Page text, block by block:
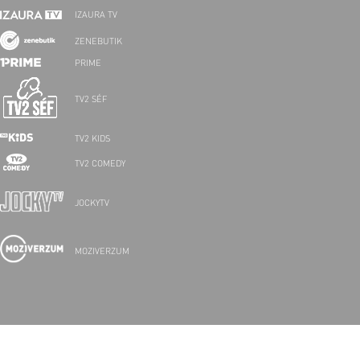
IZAURA TV
ZENEBUTIK
PRIME
TV2 SÉF
TV2 KIDS
TV2 COMEDY
JOCKYTV
MOZIVERZUM